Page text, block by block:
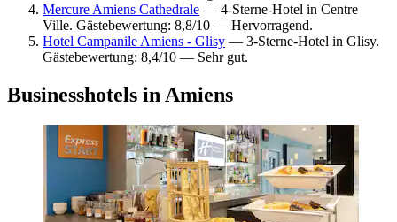
Mercure Amiens Cathedrale — 4-Sterne-Hotel in Centre
Ville. Gästebewertung: 8,8/10 — Hervorragend.
Hotel Campanile Amiens - Glisy — 3-Sterne-Hotel in Glisy.
Gästebewertung: 8,4/10 — Sehr gut.
Businesshotels in Amiens